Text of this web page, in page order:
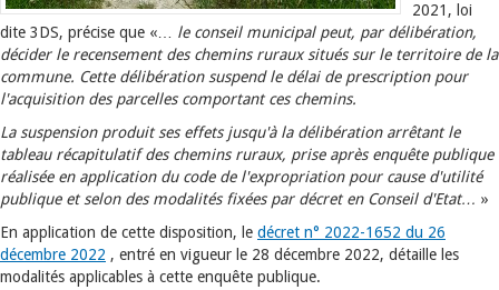
2021, loi
dite 3DS, précise que «… le conseil municipal peut, par délibération,
décider le recensement des chemins ruraux situés sur le territoire de la
commune. Cette délibération suspend le délai de prescription pour
l'acquisition des parcelles comportant ces chemins.
La suspension produit ses effets jusqu'à la délibération arrêtant le
tableau récapitulatif des chemins ruraux, prise après enquête publique
réalisée en application du code de l'expropriation pour cause d'utilité
publique et selon des modalités fixées par décret en Conseil d'Etat… »
En application de cette disposition, le décret n° 2022-1652 du 26
décembre 2022 , entré en vigueur le 28 décembre 2022, détaille les
modalités applicables à cette enquête publique.